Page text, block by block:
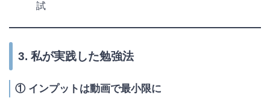
試
3. 私が実践した勉強法
① インプットは動画で最小限に